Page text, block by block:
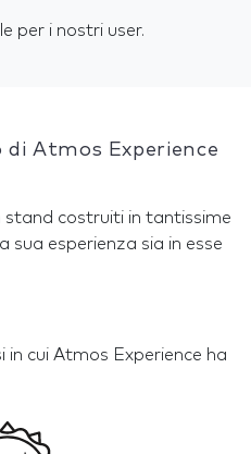
per i nostri user.
di Atmos Experience
stand costruiti in tantissime
esperienza sia in esse
in cui Atmos Experience ha